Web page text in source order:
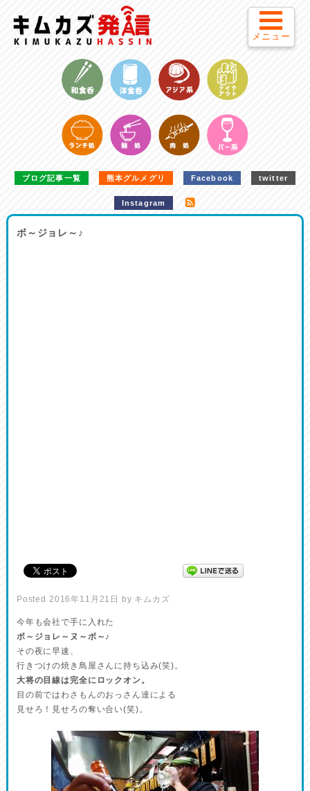
ブログ記事一覧 熊本グルメグリ Facebook twitter
Instagram
ボ～ジョレ～♪
Posted 2016年11月21日 by キムカズ
今年も会社で手に入れた
ボ～ジョレ～ヌ～ボ～♪
その夜に早速、
行きつけの焼き鳥屋さんに持ち込み(笑)。
大将の目線は完全にロックオン。
目の前ではわさもんのおっさん達による
見せろ！見せろの奪い合い(笑)。
メニュー